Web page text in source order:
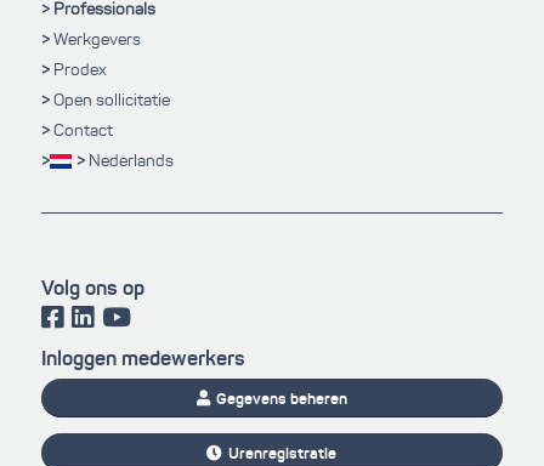
Professionals
Werkgevers
Prodex
Open sollicitatie
Contact
Nederlands
Volg ons op
Inloggen medewerkers
Gegevens beheren
Urenregistratie